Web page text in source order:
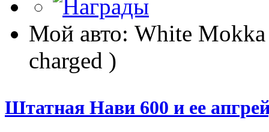
Мой авто: White
charged )
Штатная Нави 600 и ее